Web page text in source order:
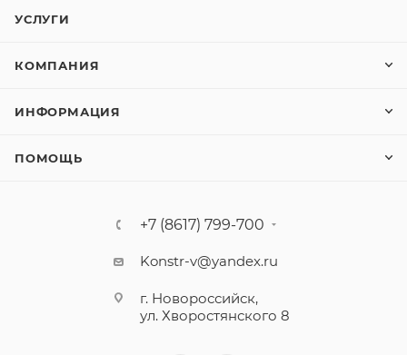
УСЛУГИ
КОМПАНИЯ
ИНФОРМАЦИЯ
ПОМОЩЬ
+7 (8617) 799-700
Konstr-v@yandex.ru
г. Новороссийск,
ул. Хворостянского 8